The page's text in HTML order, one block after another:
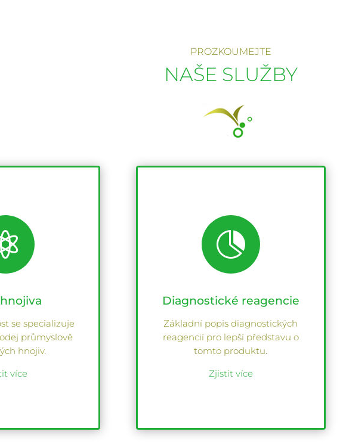
PROZKOUMEJTE
NAŠE SLUŽBY
se specializuje
průmyslově
hnojiv.
více

Diagnostické reagencie
Základní popis diagnostických
reagencií pro lepší představu o
tomto produktu.
Zjistit více